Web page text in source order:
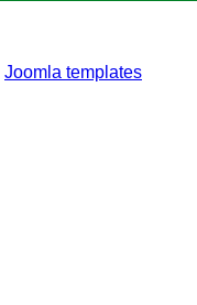
Joomla templates